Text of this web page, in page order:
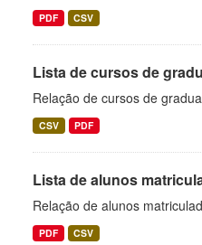
PDF CSV
Lista de cursos de
Relação de cursos de
CSV PDF
Lista de alunos
Relação de alunos
PDF CSV